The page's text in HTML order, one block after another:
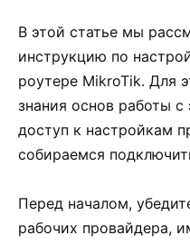
В этой статье мы
инструкцию по
роутере MikroTik. Для
знания основ работы
доступ к настройкам
собираемся
Перед началом,
рабочих провайдера,